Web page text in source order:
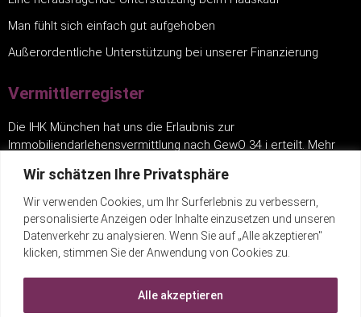
Wir schätzen Ihre Privatsphäre
Wir verwenden Cookies, um Ihr Surferlebnis zu verbessern,
personalisierte Anzeigen oder Inhalte einzusetzen und unseren
Datenverkehr zu analysieren. Wenn Sie auf „Alle akzeptieren"
klicken, stimmen Sie der Anwendung von Cookies zu.
Alle akzeptieren
Man fühlt sich einfach gut aufgehoben
Außerordentliche Unterstützung bei unserer Finanzierung
Vermittlerregister
Die IHK München hat uns die Erlaubnis zur
Immobiliendarlehensvermittlung nach GewO 34 i erteilt. Mehr
Links
Impressum